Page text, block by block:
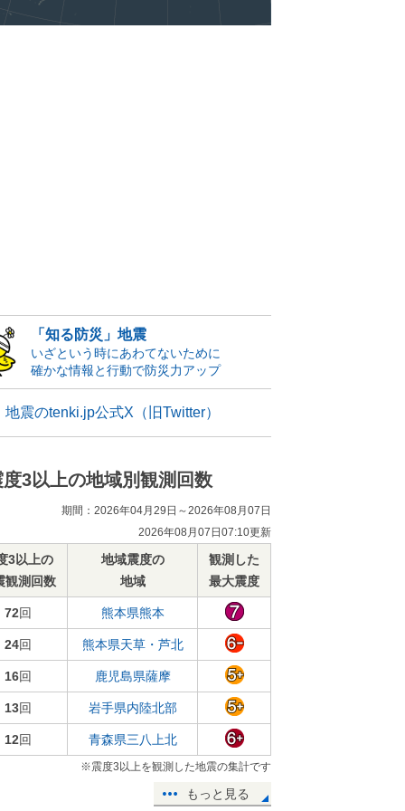
「知る防災」地震
いざという時にあわてないために
確かな情報と行動で防災力アップ
地震のtenki.jp公式X（旧Twitter）
度3以上の地域別観測回数
期間：2026年04月29日～2026年08月07日
2026年08月07日07:10更新
3以上の
観測回数
地域震度の
地域
観測した
最大震度
72回 熊本県熊本
24回 熊本県天草・芦北
16回 鹿児島県薩摩
13回 岩手県内陸北部
12回 青森県三八上北
※震度3以上を観測した地震の集計です
もっと見る